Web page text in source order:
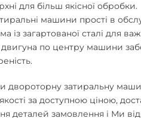
для більш якісної обробки.
машини прості в
із загартованої сталі для
по центру машини
двороторну затиральну
за доступною ціною,
деталей замовлення і Ми